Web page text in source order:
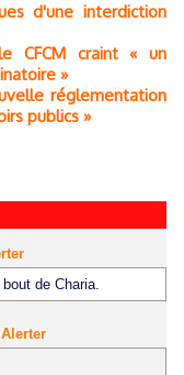
d'une interdiction
CFCM craint « un
»
réglementation
publics »
de Charia.
Alerter